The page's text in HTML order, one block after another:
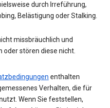
durch Irreführung,
Belästigung oder Stalking.
missbräuchlich und
oder stören diese nicht.
enthalten
Verhalten, die für
Wenn Sie feststellen,